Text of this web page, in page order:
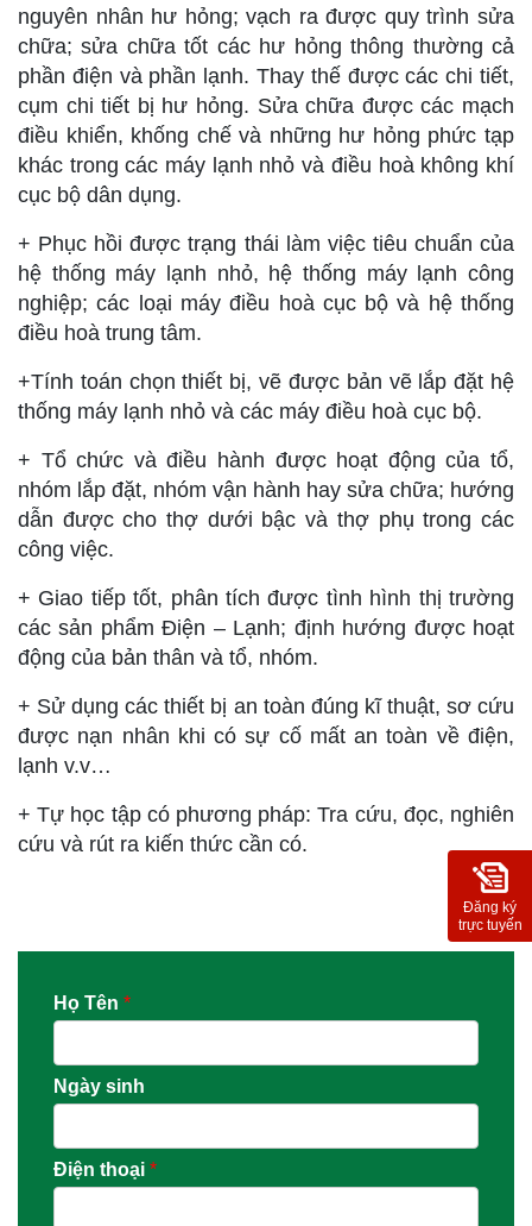
nguyên nhân hư hỏng; vạch ra được quy trình sửa
chữa; sửa chữa tốt các hư hỏng thông thường cả
phần điện và phần lạnh. Thay thế được các chi tiết,
cụm chi tiết bị hư hỏng. Sửa chữa được các mạch
điều khiển, khống chế và những hư hỏng phức tạp
khác trong các máy lạnh nhỏ và điều hoà không khí
cục bộ dân dụng.
+ Phục hồi được trạng thái làm việc tiêu chuẩn của
hệ thống máy lạnh nhỏ, hệ thống máy lạnh công
nghiệp; các loại máy điều hoà cục bộ và hệ thống
điều hoà trung tâm.
+Tính toán chọn thiết bị, vẽ được bản vẽ lắp đặt hệ
thống máy lạnh nhỏ và các máy điều hoà cục bộ.
+ Tổ chức và điều hành được hoạt động của tổ,
nhóm lắp đặt, nhóm vận hành hay sửa chữa; hướng
dẫn được cho thợ dưới bậc và thợ phụ trong các
công việc.
+ Giao tiếp tốt, phân tích được tình hình thị trường
các sản phẩm Điện – Lạnh; định hướng được hoạt
động của bản thân và tổ, nhóm.
+ Sử dụng các thiết bị an toàn đúng kĩ thuật, sơ cứu
được nạn nhân khi có sự cố mất an toàn về điện,
lạnh v.v…
+ Tự học tập có phương pháp: Tra cứu, đọc, nghiên
cứu và rút ra kiến thức cần có.
Họ Tên *
Ngày sinh
Điện thoại *
Đăng ký
trực tuyến